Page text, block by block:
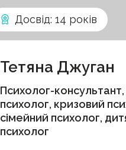
Досвід: 14 років
Тетяна Джуган
Психолог-консультант,
психолог, кризовий
сімейний психолог,
психолог